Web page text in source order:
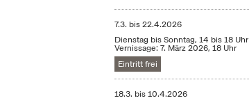
7.3. bis22.4.2026
Dienstag bis Sonntag, 14 bis 18 Uhr
Vernissage: 7. März 2026, 18 Uhr
Eintritt frei
18.3. bis10.4.2026